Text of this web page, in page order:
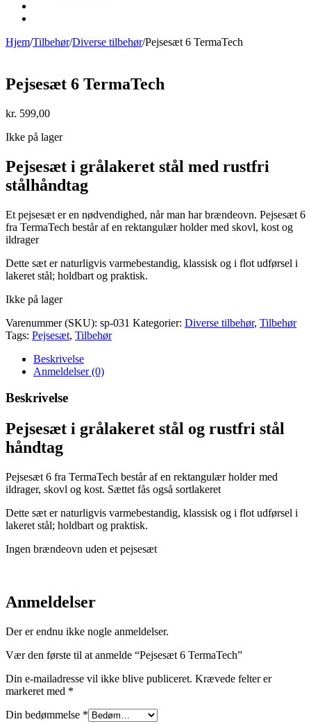
Hjem/Tilbehør/Diverse tilbehør/Pejsesæt 6 TermaTech
Pejsesæt 6 TermaTech
kr. 599,00
Ikke på lager
Pejsesæt i grålakeret stål med rustfri
stålhåndtag
Et pejsesæt er en nødvendighed, når man har brændeovn. Pejsesæt 6
fra TermaTech består af en rektangulær holder med skovl, kost og
ildrager
Dette sæt er naturligvis varmebestandig, klassisk og i flot udførsel i
lakeret stål; holdbart og praktisk.
Ikke på lager
Varenummer (SKU): sp-031 Kategorier: Diverse tilbehør, Tilbehør
Tags: Pejsesæt, Tilbehør
Beskrivelse
Anmeldelser (0)
Beskrivelse
Pejsesæt i grålakeret stål og rustfri stål
håndtag
Pejsesæt 6 fra TermaTech består af en rektangulær holder med
ildrager, skovl og kost. Sættet fås også sortlakeret
Dette sæt er naturligvis varmebestandig, klassisk og i flot udførsel i
lakeret stål; holdbart og praktisk.
Ingen brændeovn uden et pejsesæt
Anmeldelser
Der er endnu ikke nogle anmeldelser.
Vær den første til at anmelde “Pejsesæt 6 TermaTech”
Din e-mailadresse vil ikke blive publiceret. Krævede felter er
markeret med *
Din bedømmelse *